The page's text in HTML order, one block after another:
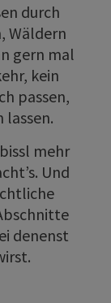
durch
Wäldern
gern mal
kein
passen,
lassen.
mehr
Und
denenst